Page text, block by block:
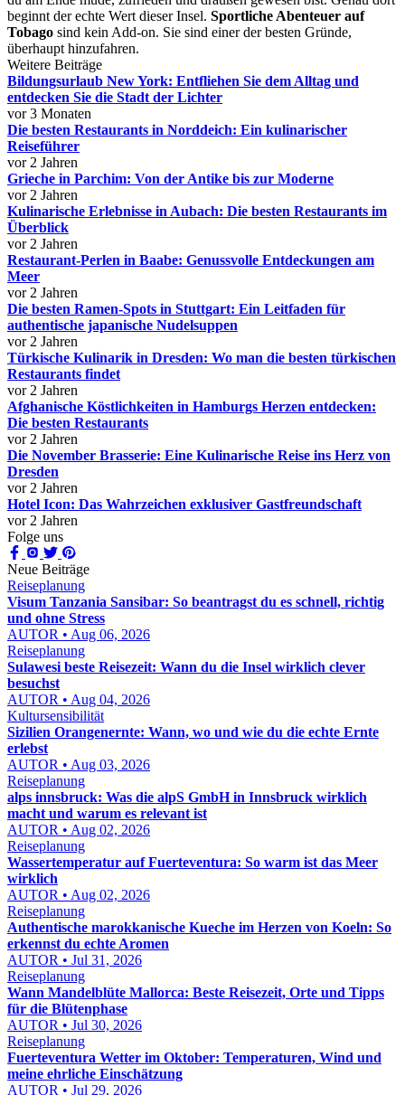
beginnt der echte Wert dieser Insel. Sportliche Abenteuer auf
Tobago sind kein Add-on. Sie sind einer der besten Gründe,
überhaupt hinzufahren.
Weitere Beiträge
Bildungsurlaub New York: Entfliehen Sie dem Alltag und
entdecken Sie die Stadt der Lichter
vor 3 Monaten
Die besten Restaurants in Norddeich: Ein kulinarischer
Reiseführer
vor 2 Jahren
Grieche in Parchim: Von der Antike bis zur Moderne
vor 2 Jahren
Kulinarische Erlebnisse in Aubach: Die besten Restaurants im
Überblick
vor 2 Jahren
Restaurant-Perlen in Baabe: Genussvolle Entdeckungen am
Meer
vor 2 Jahren
Die besten Ramen-Spots in Stuttgart: Ein Leitfaden für
authentische japanische Nudelsuppen
vor 2 Jahren
Türkische Kulinarik in Dresden: Wo man die besten türkischen
Restaurants findet
vor 2 Jahren
Afghanische Köstlichkeiten in Hamburgs Herzen entdecken:
Die besten Restaurants
vor 2 Jahren
Die November Brasserie: Eine Kulinarische Reise ins Herz von
Dresden
vor 2 Jahren
Hotel Icon: Das Wahrzeichen exklusiver Gastfreundschaft
vor 2 Jahren
Folge uns
Neue Beiträge
Reiseplanung
Visum Tanzania Sansibar: So beantragst du es schnell, richtig
und ohne Stress
AUTOR • Aug 06, 2026
Reiseplanung
Sulawesi beste Reisezeit: Wann du die Insel wirklich clever
besuchst
AUTOR • Aug 04, 2026
Kultursensibilität
Sizilien Orangenernte: Wann, wo und wie du die echte Ernte
erlebst
AUTOR • Aug 03, 2026
Reiseplanung
alps innsbruck: Was die alpS GmbH in Innsbruck wirklich
macht und warum es relevant ist
AUTOR • Aug 02, 2026
Reiseplanung
Wassertemperatur auf Fuerteventura: So warm ist das Meer
wirklich
AUTOR • Aug 02, 2026
Reiseplanung
Authentische marokkanische Kueche im Herzen von Koeln: So
erkennst du echte Aromen
AUTOR • Jul 31, 2026
Reiseplanung
Wann Mandelblüte Mallorca: Beste Reisezeit, Orte und Tipps
für die Blütenphase
AUTOR • Jul 30, 2026
Reiseplanung
Fuerteventura Wetter im Oktober: Temperaturen, Wind und
meine ehrliche Einschätzung
AUTOR • Jul 29, 2026